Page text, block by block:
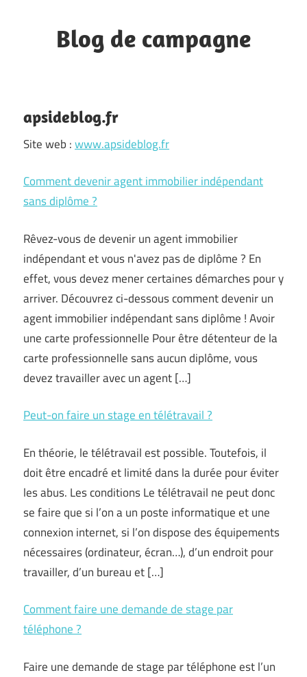
contentBlog de campagne
Pays
Grassois
apsideblog.fr
Site web :www.apsideblog.fr
Comment devenir agent immobilier indépendant
sans diplôme ?
Rêvez-vous de devenir un agent immobilier
indépendant et vous n'avez pas de diplôme ? En
effet, vous devez mener certaines démarches pour y
arriver. Découvrez ci-dessous comment devenir un
agent immobilier indépendant sans diplôme ! Avoir
une carte professionnelle Pour être détenteur de la
carte professionnelle sans aucun diplôme, vous
devez travailler avec un agent […]
Peut-on faire un stage en télétravail ?
En théorie, le télétravail est possible. Toutefois, il
doit être encadré et limité dans la durée pour éviter
les abus. Les conditions Le télétravail ne peut donc
se faire que si l’on a un poste informatique et une
connexion internet, si l’on dispose des équipements
nécessaires (ordinateur, écran…), d’un endroit pour
travailler, d’un bureau et […]
Comment faire une demande de stage par
téléphone ?
Faire une demande de stage par téléphone est l’un